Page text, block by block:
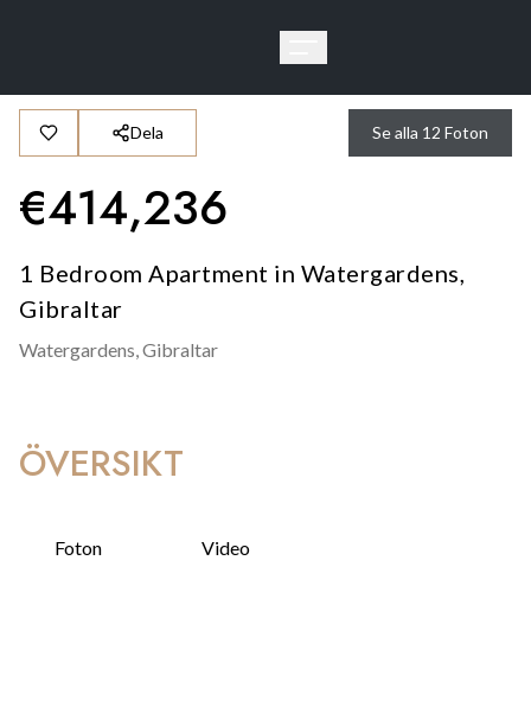
Dela Se alla 12 Foton
€414,236
1 Bedroom Apartment in Watergardens,
Gibraltar
Watergardens,Gibraltar
ÖVERSIKT
Foton Video